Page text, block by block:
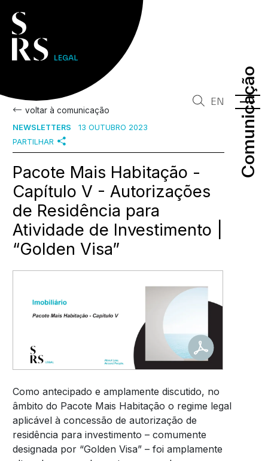
Comunicação
Comunicação
EN
voltar à comunicação
NEWSLETTERS
13 OUTUBRO 2023
PARTILHAR
Pacote Mais Habitação -
Capítulo V - Autorizações
de Residência para
Atividade de Investimento |
“Golden Visa”
Como antecipado e amplamente discutido, no
âmbito do Pacote Mais Habitação o regime legal
aplicável à concessão de autorização de
residência para investimento – comumente
designada por “Golden Visa” – foi amplamente